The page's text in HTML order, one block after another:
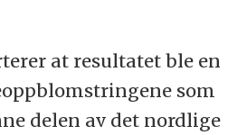
at resultatet ble en
som
delen av det nordlige